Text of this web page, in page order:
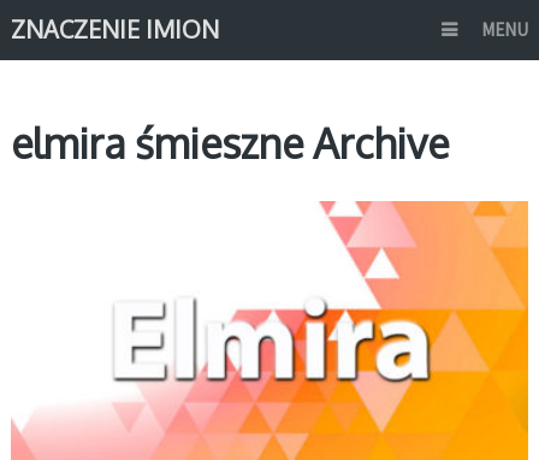
ZNACZENIE IMION MENU
elmira śmieszne Archive